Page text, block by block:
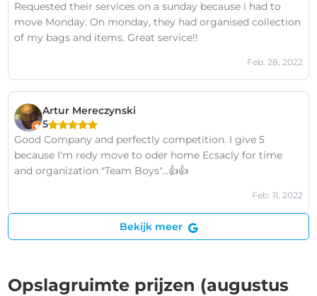
can strongly recommend that you do not use this
company.
Requested their services on a sunday because i had to
move Monday. On monday, they had organised collection
of my bags and items. Great service!!
Feb. 28, 2022
Artur Mereczynski
5
Good Company and perfectly competition. I give 5
because I'm redy move to oder home Ecsacly for time
and organization "Team Boys"...👍👍
Feb. 11, 2022
Bekijk meer
Opslagruimte prijzen (augustus